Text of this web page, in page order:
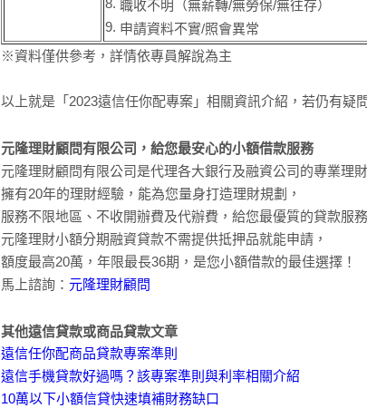
職收不明（無薪轉/無勞保/無往存）
9. 申請資料不實/照會異常
※資料僅供參考，詳情依專員解說為主
以上就是「2023遠信任你配專案」相關資訊介紹，若仍有疑
元隆理財顧問有限公司，給您最安心的小額借款服務
元隆理財顧問有限公司是代理各大銀行及融資公司的專業理
擁有20年的理財經驗，能為您量身打造理財規劃，
服務不限地區、不收開辦費及代辦費，給您最優質的貸款服務
元隆理財小額分期融資貸款不需提供抵押品就能申請，
額度最高20萬，年限最長36期，是您小額借款的最佳選擇！
馬上諮詢：元隆理財顧問
其他遠信貸款或商品貸款文章
遠信任你配商品貸款專案準則
遠信手機貸款好過嗎？該專案準則與利率相關介紹
10萬以下小額信貸快速填補財務缺口